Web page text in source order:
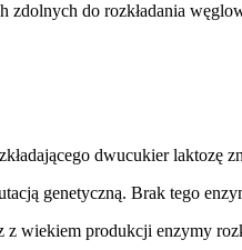
do rozkładania
dwucukier laktozę
genetyczną. Brak tego
z wiekiem produkcji enzymy